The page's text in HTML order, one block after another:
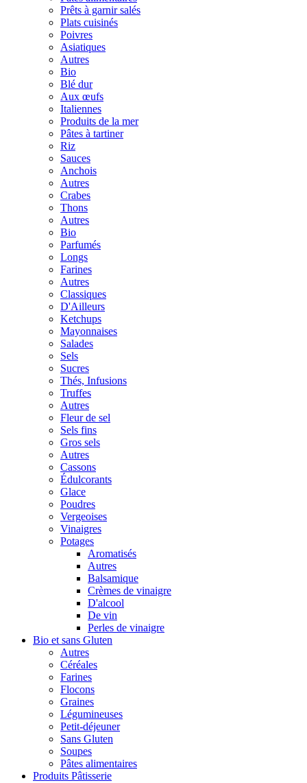
Prêts à garnir salés
Plats cuisinés
Poivres
Asiatiques
Autres
Bio
Blé dur
Aux œufs
Italiennes
Produits de la mer
Pâtes à tartiner
Riz
Sauces
Anchois
Autres
Crabes
Thons
Autres
Bio
Parfumés
Longs
Farines
Autres
Classiques
D'Ailleurs
Ketchups
Mayonnaises
Salades
Sels
Sucres
Thés, Infusions
Truffes
Autres
Fleur de sel
Sels fins
Gros sels
Autres
Cassons
Édulcorants
Glace
Poudres
Vergeoises
Vinaigres
Potages
Aromatisés
Autres
Balsamique
Crèmes de vinaigre
D'alcool
De vin
Perles de vinaigre
Bio et sans Gluten
Autres
Céréales
Farines
Flocons
Graines
Légumineuses
Petit-déjeuner
Sans Gluten
Soupes
Pâtes alimentaires
Produits Pâtisserie